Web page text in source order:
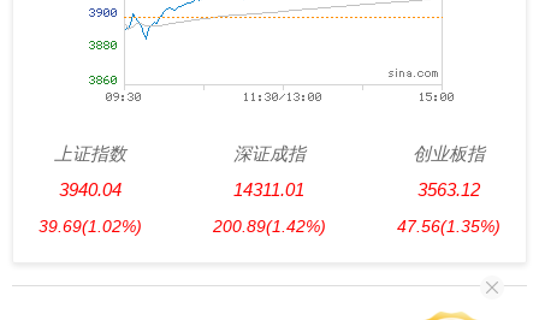
上证指数
3940.04
39.69(1.02%)
深证成指
14311.01
200.89(1.42%)
创业板指
3563.12
47.56(1.35%)